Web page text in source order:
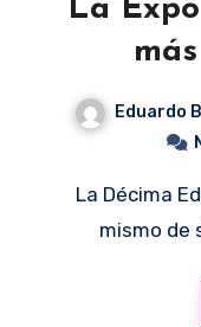
La
Eduardo
La Décima Edición de la Expo Vino, fue lo
mismo de